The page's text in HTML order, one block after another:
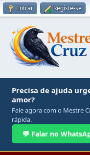
Entrar Registe-se
Precisa de ajuda
amor?
Fale agora com o Mestre
rápida.
💬 Falar no